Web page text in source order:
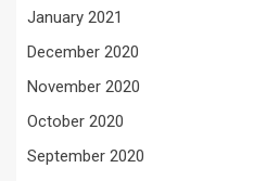
January 2021
December 2020
November 2020
October 2020
September 2020